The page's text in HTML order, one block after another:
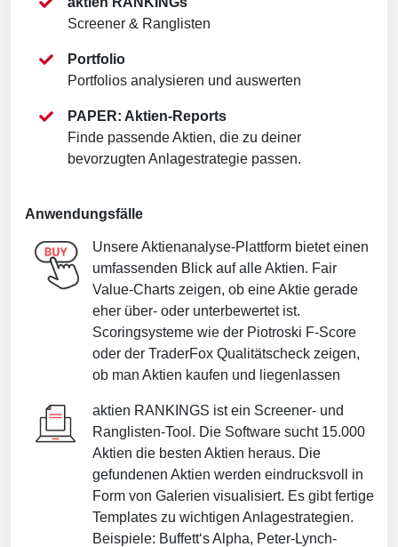
Screener & Ranglisten
Portfolio
Portfolios analysieren und auswerten
PAPER: Aktien-Reports
Finde passende Aktien, die zu deiner
bevorzugten Anlagestrategie passen.
Anwendungsfälle
Unsere Aktienanalyse-Plattform bietet einen
umfassenden Blick auf alle Aktien. Fair
Value-Charts zeigen, ob eine Aktie gerade
eher über- oder unterbewertet ist.
Scoringsysteme wie der Piotroski F-Score
oder der TraderFox Qualitätscheck zeigen,
ob man Aktien kaufen und liegenlassen
aktien RANKINGS ist ein Screener- und
Ranglisten-Tool. Die Software sucht 15.000
Aktien die besten Aktien heraus. Die
gefundenen Aktien werden eindrucksvoll in
Form von Galerien visualisiert. Es gibt fertige
Templates zu wichtigen Anlagestrategien.
Beispiele: Buffett‘s Alpha, Peter-Lynch-